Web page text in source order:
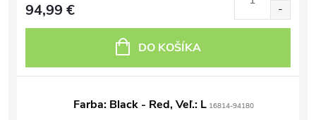
94,99 €
DO KOŠÍKA
Farba: Black - Red, Veľ.: L 16814-94180